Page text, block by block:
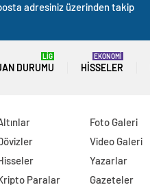
adresiniz üzerinden takip
DURUMU
LİG
HISSELER
EKONOMİ
Paralar
Foto Galeri
Video Galeri
Yazarlar
Gazeteler